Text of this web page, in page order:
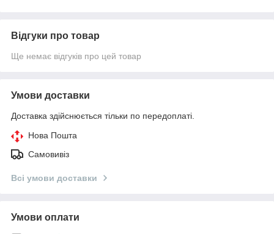
Відгуки про товар
Ще немає відгуків про цей товар
Умови доставки
Доставка здійснюється тільки по передоплаті.
Нова Пошта
Самовивіз
Всі умови доставки
Умови оплати